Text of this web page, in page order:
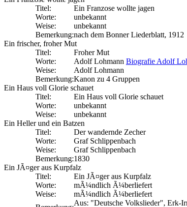
Titel:
Ein Franzose wollte jagen
Worte:
unbekannt
Weise:
unbekannt
Bemerkung:nach dem Bonner Liederblatt, 1912
Ein frischer, froher Mut
Titel:
Froher Mut
Worte:
Adolf Lohmann Biografie Adolf
Weise:
Adolf Lohmann
Bemerkung:Kanon zu 4 Gruppen
Ein Haus voll Glorie schauet
Titel:
Ein Haus voll Glorie schauet
Worte:
unbekannt
Weise:
unbekannt
Ein Heller und ein Batzen
Titel:
Der wandernde Zecher
Worte:
Graf Schlippenbach
Weise:
Graf Schlippenbach
Bemerkung:1830
Ein JÃ¤ger aus Kurpfalz
Titel:
Ein JÃ¤ger aus Kurpfalz
Worte:
mÃ¼ndlich Ã¼berliefert
Weise:
mÃ¼ndlich Ã¼berliefert
Aus: "Deutsche Volkslieder", Erk-